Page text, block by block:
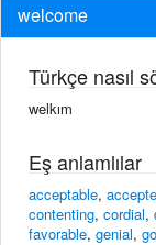
welcome
Türkçe nasıl
welkım
Eş anlamlılar
acceptable,
contenting, cordial,
favorable, genial,